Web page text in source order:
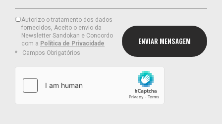
Autorizo o tratamento dos dados
fornecidos, Aceito o envio da
Newsletter Sandokan e Concordo
com a Política de Privacidade
Campos Obrigatórios